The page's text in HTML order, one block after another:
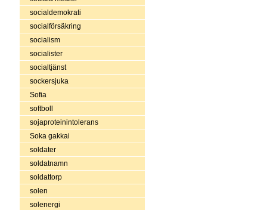
socialdemokrati
socialförsäkring
socialism
socialister
socialtjänst
sockersjuka
Sofia
softboll
sojaproteinintolerans
Soka gakkai
soldater
soldatnamn
soldattorp
solen
solenergi